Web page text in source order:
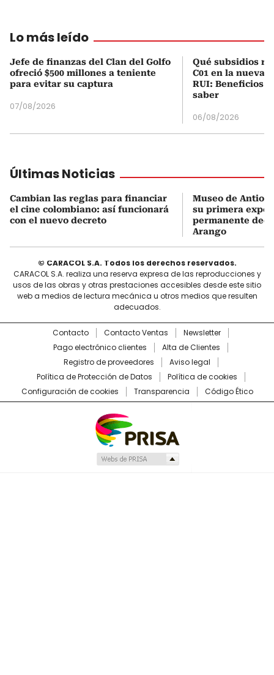
Lo más leído
Jefe de finanzas del Clan del Golfo
ofreció $500 millones a teniente
para evitar su captura
07/08/2026
Qué subsidios
C01 en la nueva
RUI: Beneficios
saber
06/08/2026
Últimas Noticias
Cambian las reglas para financiar
el cine colombiano: así funcionará
con el nuevo decreto
Museo de
su primera
permanente
Arango
© CARACOL S.A. Todos los derechos reservados.
CARACOL S.A. realiza una reserva expresa de las reproducciones y
usos de las obras y otras prestaciones accesibles desde este sitio
web a medios de lectura mecánica u otros medios que resulten
adecuados.
Contacto Contacto Ventas
Newsletter
Pago electrónico clientes
Alta de Clientes
Registro de proveedores
Aviso legal
Política de Protección de Datos
Política de cookies
Configuración de cookies
Transparencia Código Ético